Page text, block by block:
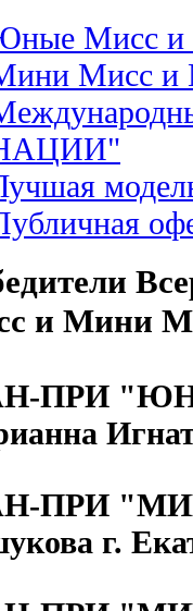
Мисс и
Мисс и
и Мини
ПРИ
ПРИ
г.